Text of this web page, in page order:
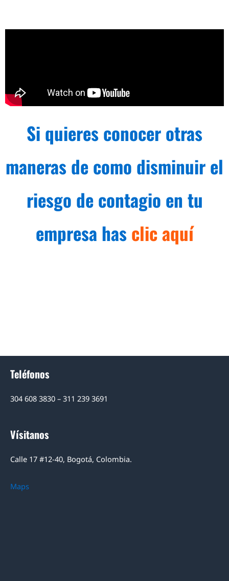
Si quieres conocer otras
maneras de como disminuir el
riesgo de contagio en tu
empresa hasclic aquí
Teléfonos
304 608 3830 – 311 239 3691
Vísitanos
Calle 17 #12-40, Bogotá, Colombia.
Maps